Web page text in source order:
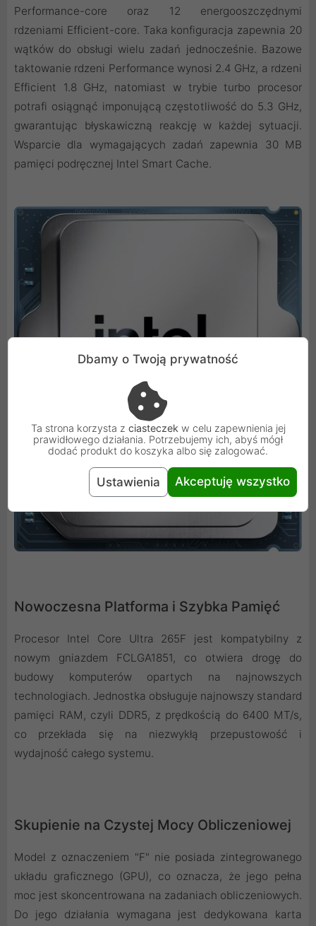
Performance-core oraz 12 energooszczędnymi
rdzeniami Efficient-core. Taka konfiguracja zapewnia 20
wątków do obsługi wielu zadań jednocześnie. Bazowe
taktowanie rdzeni Performance wynosi 2.4 GHz, a rdzeni
Efficient 1.8 GHz, natomiast w trybie turbo procesor
potrafi osiągnąć imponującą częstotliwość do 5.3 GHz,
gwarantując błyskawiczną reakcję w każdej sytuacji.
Wsparcie dla wymagających zadań zapewnia 30 MB
pamięci podręcznej Intel Smart Cache.
Nowoczesna Platforma i Szybka Pamięć
Procesor Intel Core Ultra 265F jest kompatybilny z
nowym gniazdem FCLGA1851, co otwiera drogę do
budowy komputerów opartych na najnowszych
technologiach. Jednostka obsługuje najnowszy standard
pamięci RAM, czyli DDR5, z prędkością do 6400 MT/s,
co przekłada się na niezwykłą przepustowość i
wydajność całego systemu.
Skupienie na Czystej Mocy Obliczeniowej
Model z oznaczeniem "F" nie posiada zintegrowanego
układu graficznego (GPU), co oznacza, że jego pełna
moc jest skoncentrowana na zadaniach obliczeniowych.
Do jego działania wymagana jest dedykowana karta
Dbamy o Twoją prywatność
Ta strona korzysta z ciasteczek w celu zapewnienia jej
prawidłowego działania. Potrzebujemy ich, abyś mógł
dodać produkt do koszyka albo się zalogować.
Ustawienia Akceptuję wszystko